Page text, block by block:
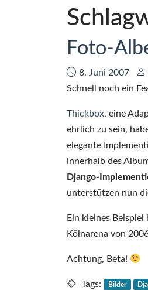
Foto-
Datum:
8. Juni 2007
Schnell noch ein
Thickbox, eine
ehrlich zu sein,
elegante
innerhalb des
Django-
unterstützen nun
Ein kleines
Kölnarena von
Achtung, Beta!
Tags: Bilder